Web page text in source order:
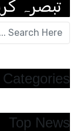
Categories
Top News